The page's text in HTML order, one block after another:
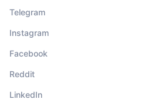
Telegram
Instagram
Facebook
Reddit
LinkedIn